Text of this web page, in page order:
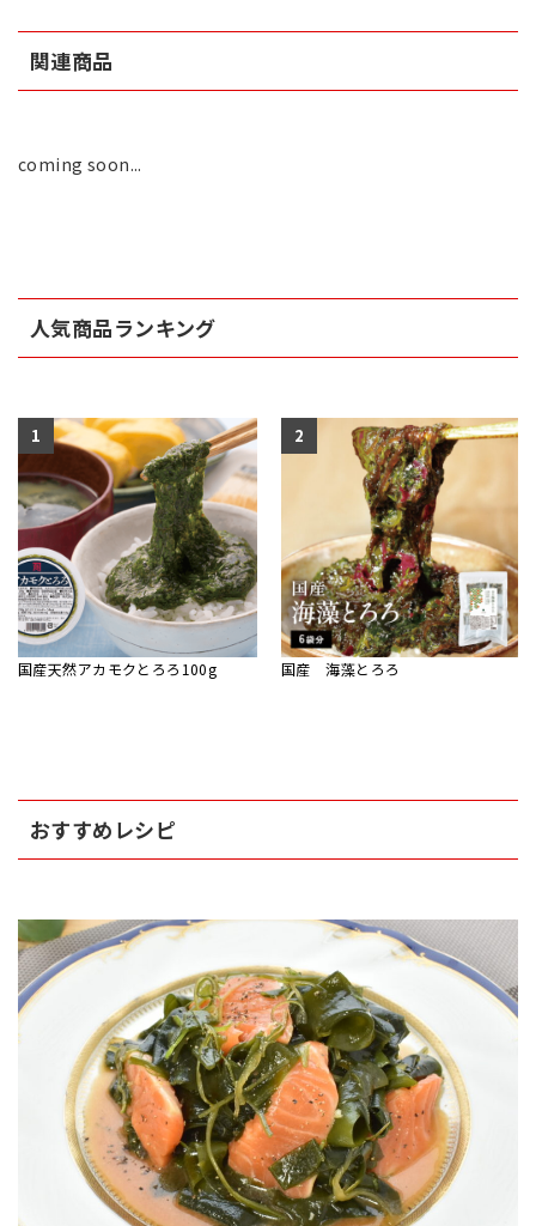
関連商品
coming soon...
人気商品ランキング
1
国産天然アカモクとろろ100g
2
国産 海藻とろろ
おすすめレシピ